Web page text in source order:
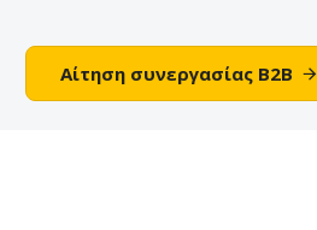
Αίτηση συνεργασίας B2B